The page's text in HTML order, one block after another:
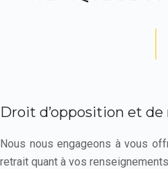
Droit d’opposition et
Nous nous engageons à vous
retrait quant à vos